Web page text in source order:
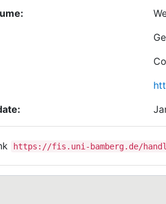
https://fis.uni-bamberg.de/